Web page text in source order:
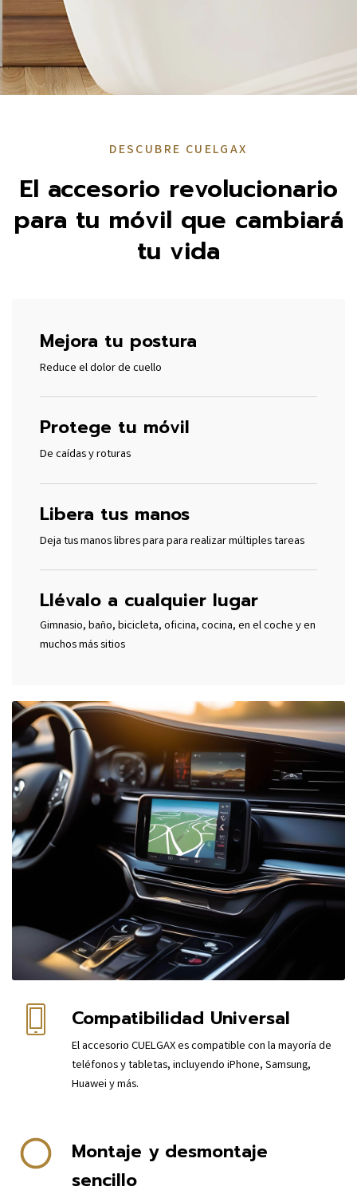
DESCUBRE CUELGAX
El accesorio revolucionario
para tu móvil que cambiará
tu vida
Mejora tu postura
Reduce el dolor de cuello
Protege tu móvil
De caídas y roturas
Libera tus manos
Deja tus manos libres para para realizar múltiples tareas
Llévalo a cualquier lugar
Gimnasio, baño, bicicleta, oficina, cocina, en el coche y en
muchos más sitios
Compatibilidad Universal
El accesorio CUELGAX es compatible con la mayoría de
teléfonos y tabletas, incluyendo iPhone, Samsung,
Huawei y más.
Montaje y desmontaje
sencillo